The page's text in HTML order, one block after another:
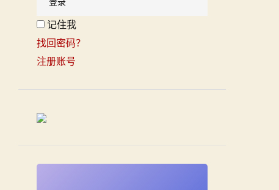
记住我
找回密码？
注册账号